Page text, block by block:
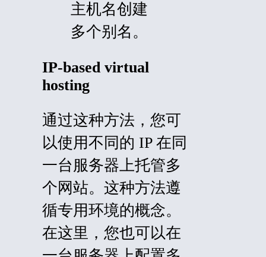
主机名创建
多个别名。
IP-based virtual
hosting
通过这种方法，您可
以使用不同的 IP 在同
一台服务器上托管多
个网站。这种方法遵
循专用环境的概念。
在这里，您也可以在